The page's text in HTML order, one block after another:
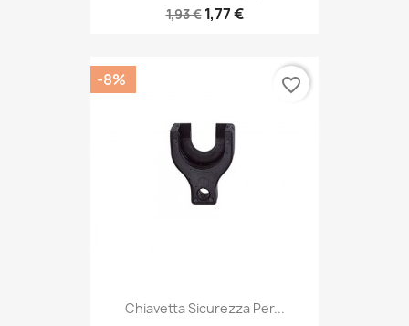
1,93 € 1,77 €
Chiavetta Sicurezza Per...
-8% favorite_border